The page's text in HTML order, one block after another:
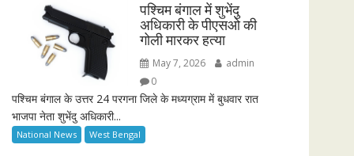
पश्चिम बंगाल में शुभेंदु
अधिकारी के पीएसओ की
गोली मारकर हत्या
May 7, 2026
admin
0
पश्चिम बंगाल के उत्तर 24 परगना जिले के मध्यग्राम में बुधवार रात
भाजपा नेता शुभेंदु अधिकारी...
National News West Bengal